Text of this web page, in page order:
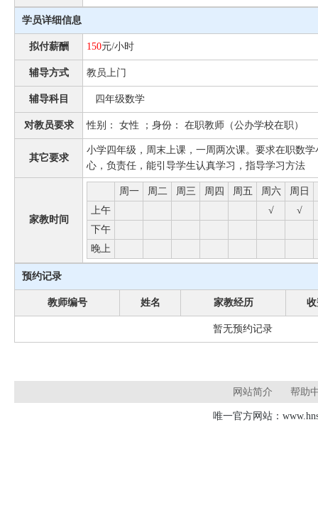
学员详细信息
拟付薪酬 150元/小时
辅导方式 教员上门
辅导科目 四年级数学
对教员要求 性别： 女性 ；身份： 在职教师（公办学校在职）
其它要求
小学四年级，周末上课，一周两次课。要求在职数
心，负责任，能引导学生认真学习，指导学习方法
家教时间
周一 周二 周三 周四 周五 周六 周日
上午
√ √
下午
晚上
预约记录
教师编号 姓名 家教经历
暂无预约记录
网站简介 帮助
唯一官方网站：